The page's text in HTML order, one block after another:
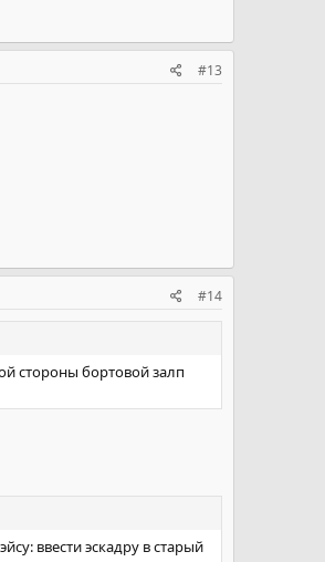
#13
#14
стороны бортовой залп
ввести эскадру в старый